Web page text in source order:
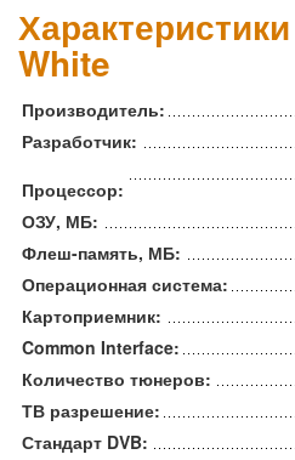
White
Производитель:
Разработчик:
Процессор:
ОЗУ, МБ:
Флеш-память, МБ:
Операционная система:
Картоприемник:
Common Interface:
Количество тюнеров:
ТВ разрешение:
Стандарт DVB: